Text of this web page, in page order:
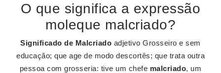
O que significa a expressão
moleque malcriado?
Significado de Malcriado adjetivo Grosseiro e sem
educação; que age de modo descortês; que trata outra
pessoa com grosseria: tive um chefe malcriado, um